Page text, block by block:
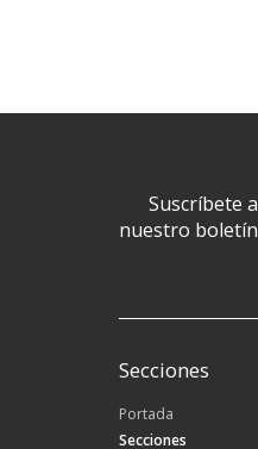
Suscríbete a
nuestro boletín
Secciones
Portada
Secciones